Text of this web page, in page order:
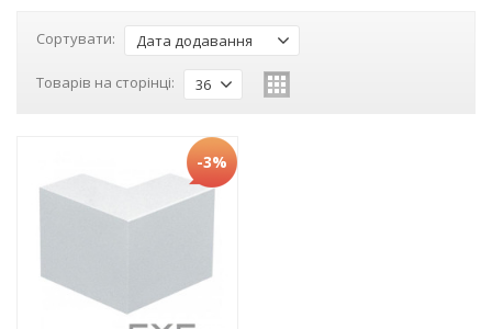
Сортувати: Дата додавання
Товарів на сторінці: 36
-3%